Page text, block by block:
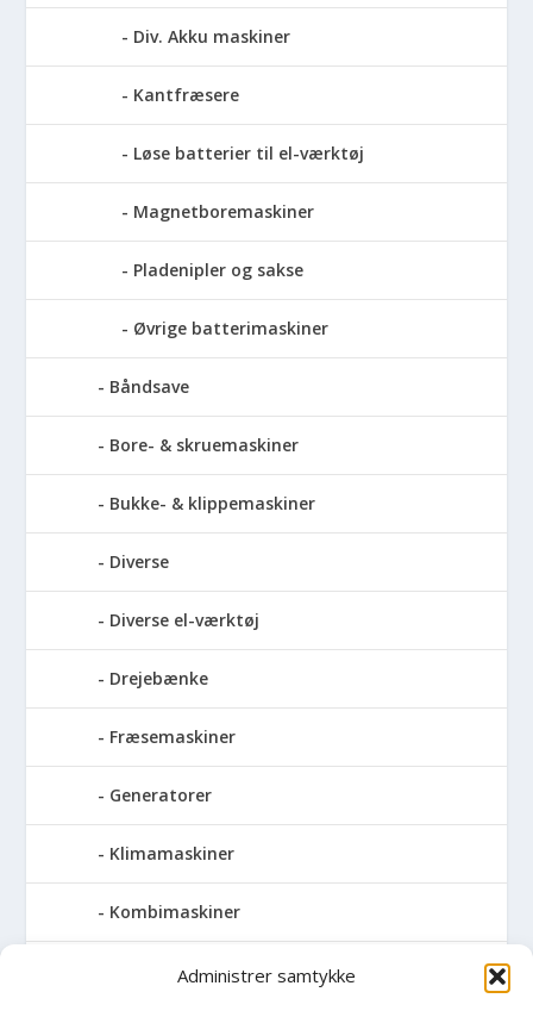
Administrer samtykke
Div. Akku maskiner
Kantfræsere
Løse batterier til el-værktøj
Magnetboremaskiner
Pladenipler og sakse
Øvrige batterimaskiner
Båndsave
Bore- & skruemaskiner
Bukke- & klippemaskiner
Diverse
Diverse el-værktøj
Drejebænke
Fræsemaskiner
Generatorer
Klimamaskiner
Kombimaskiner
Kompressor